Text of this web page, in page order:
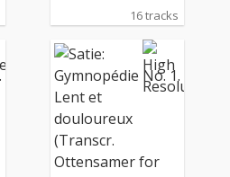
16 tracks